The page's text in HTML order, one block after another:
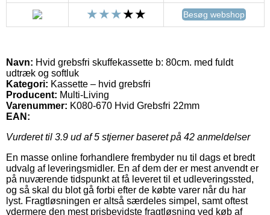
Besøg webshop
Navn: Hvid grebsfri skuffekassette b: 80cm. med fuldt
udtræk og softluk
Kategori: Kassette – hvid grebsfri
Producent: Multi-Living
Varenummer: K080-670 Hvid Grebsfri 22mm
EAN:
Vurderet til 3.9 ud af 5 stjerner baseret på 42 anmeldelser
En masse online forhandlere frembyder nu til dags et bredt
udvalg af leveringsmidler. En af dem der er mest anvendt er
på nuværende tidspunkt at få leveret til et udleveringssted,
og så skal du blot gå forbi efter de købte varer når du har
lyst. Fragtløsningen er altså særdeles simpel, samt oftest
ydermere den mest prisbevidste fragtløsning ved køb af